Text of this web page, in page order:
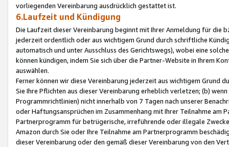
vorliegenden Vereinbarung ausdrücklich gestattet ist.
6.Laufzeit und Kündigung
Die Laufzeit dieser Vereinbarung beginnt mit Ihrer Anmeldung für die
jederzeit ordentlich oder aus wichtigem Grund durch schriftliche
automatisch und unter Ausschluss des Gerichtswegs), wobei eine
können kündigen, indem Sie sich über die Partner-Website in Ihrem
auswählen.
Ferner können wir diese Vereinbarung jederzeit aus wichtigem Grund
Sie Ihre Pflichten aus dieser Vereinbarung erheblich verletzen; (b)
Programmrichtlinien) nicht innerhalb von 7 Tagen nach unserer
oder Haftungsansprüchen im Zusammenhang mit Ihrer Teilnahme am
Partnerprogramm für betrügerische, irreführende oder illegale
Amazon durch Sie oder Ihre Teilnahme am Partnerprogramm
dieser Vereinbarung oder den gemäß dieser Vereinbarung von den